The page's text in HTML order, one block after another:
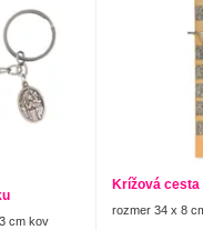
cm kov
Krížová cesta
rozmer 34 x 8